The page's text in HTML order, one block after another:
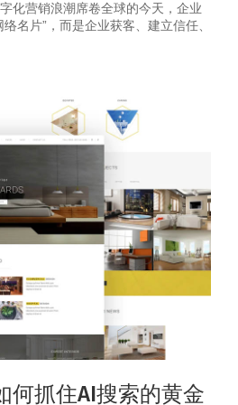
化营销浪潮席卷全球的今天，企业
名片”，而是企业获客、建立信任、
何抓住AI搜索的黄金